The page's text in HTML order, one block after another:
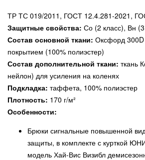
ТР ТС 019/2011, ГОСТ 12.4.281-2021,
Защитные свойства: Со (2 класс), Вн
Состав основной ткани: Оксфорд
покрытием (100% полиэстер)
Состав дополнительной ткани: ткань
нейлон) для усиления на коленях
Подкладка: таффета, 100% полиэстер
Плотность: 170 г/м²
Особенности:
Брюки сигнальные повышенной
защиты, в комплекте с курткой
модель Хай-Вис Визибл